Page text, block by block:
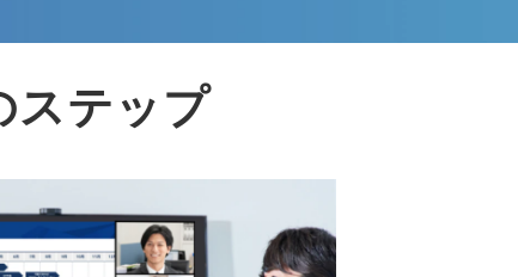
ステップ